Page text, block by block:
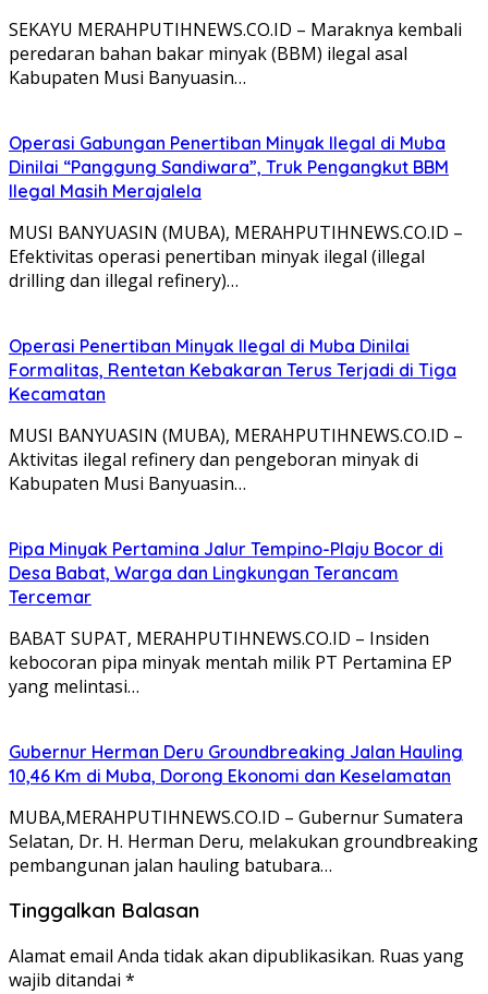
SEKAYU MERAHPUTIHNEWS.CO.ID – Maraknya kembali
peredaran bahan bakar minyak (BBM) ilegal asal
Kabupaten Musi Banyuasin…
Operasi Gabungan Penertiban Minyak Ilegal di Muba
Dinilai “Panggung Sandiwara”, Truk Pengangkut BBM
Ilegal Masih Merajalela
MUSI BANYUASIN (MUBA), MERAHPUTIHNEWS.CO.ID –
Efektivitas operasi penertiban minyak ilegal (illegal
drilling dan illegal refinery)…
Operasi Penertiban Minyak Ilegal di Muba Dinilai
Formalitas, Rentetan Kebakaran Terus Terjadi di Tiga
Kecamatan
MUSI BANYUASIN (MUBA), MERAHPUTIHNEWS.CO.ID –
Aktivitas ilegal refinery dan pengeboran minyak di
Kabupaten Musi Banyuasin…
Pipa Minyak Pertamina Jalur Tempino-Plaju Bocor di
Desa Babat, Warga dan Lingkungan Terancam
Tercemar
BABAT SUPAT, MERAHPUTIHNEWS.CO.ID – Insiden
kebocoran pipa minyak mentah milik PT Pertamina EP
yang melintasi…
Gubernur Herman Deru Groundbreaking Jalan Hauling
10,46 Km di Muba, Dorong Ekonomi dan Keselamatan
MUBA,MERAHPUTIHNEWS.CO.ID – Gubernur Sumatera
Selatan, Dr. H. Herman Deru, melakukan groundbreaking
pembangunan jalan hauling batubara…
Tinggalkan Balasan
Alamat email Anda tidak akan dipublikasikan. Ruas yang
wajib ditandai *